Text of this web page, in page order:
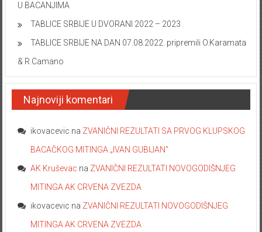
U BACANJIMA
TABLICE SRBIJE U DVORANI 2022 – 2023
TABLICE SRBIJE NA DAN 07.08.2022. pripremili O.Karamata
& R.Camano
Najnoviji komentari
ikovacevic na ZVANIČNI REZULTATI SA PRVOG KLUPSKOG
BACAČKOG MITINGA „IVAN GUBIJAN“
AK Kruševac na ZVANIČNI REZULTATI NOVOGODIŠNJEG
MITINGA AK CRVENA ZVEZDA
ikovacevic na ZVANIČNI REZULTATI NOVOGODIŠNJEG
MITINGA AK CRVENA ZVEZDA